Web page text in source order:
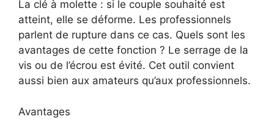
La clé à molette : si le couple souhaité est
atteint, elle se déforme. Les professionnels
parlent de rupture dans ce cas. Quels sont les
avantages de cette fonction ? Le serrage de la
vis ou de l’écrou est évité. Cet outil convient
aussi bien aux amateurs qu’aux professionnels.
Avantages